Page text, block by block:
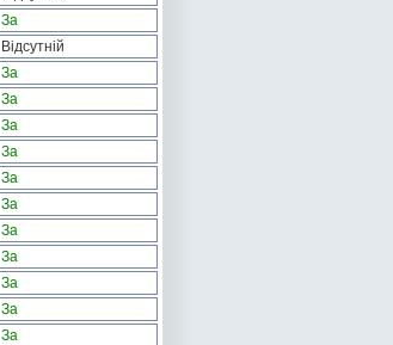
За
Відсутній
За
За
За
За
За
За
За
За
За
За
За